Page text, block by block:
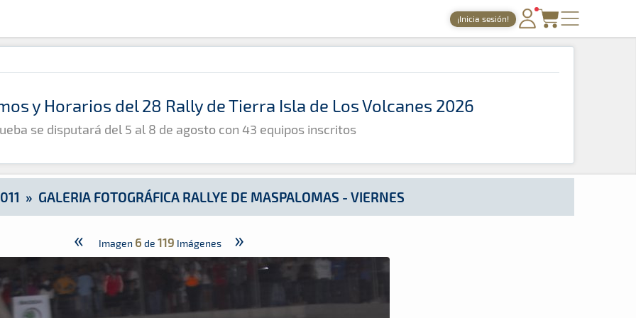
¡Inicia sesión!
PORTADA
TIEMPOS ONLINE
GALERÍAS
ARCHIVO
- Viernes
y Horarios del 28 Rally de Tierra Isla de Los Volcanes 2026
se disputará del 5 al 8 de agosto con 43 equipos inscritos
» GALERIA FOTOGRÁFICA RALLYE DE MASPALOMAS - VIERNES
« Imagen 6 de 119 Imágenes »